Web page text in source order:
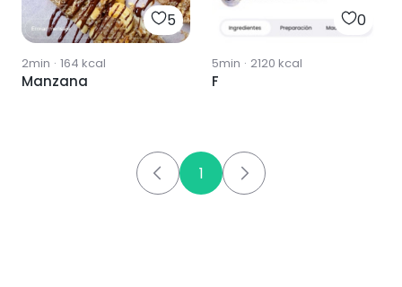
5
2min · 164 kcal
Manzana
0
5min · 2120 kcal
F
1